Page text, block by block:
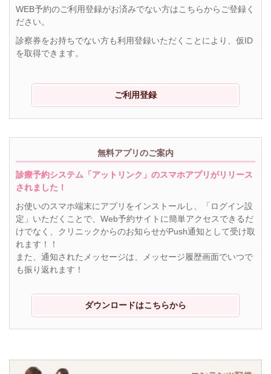
WEB予約のご利用登録がお済みでない方はこちらからご登録く
ださい。
診察券をお持ちでない方も利用登録いただくことにより、仮ID
を取得できます。
ご利用登録
無料アプリのご案内
診療予約システム「アットリンク」のスマホアプリがリリース
されました！
お使いのスマホ端末にアプリをインストールし、「ログイン設
定」いただくことで、Web予約サイトに簡単アクセスできるだ
けでなく、クリニックからのお知らせがPush通知として受け取
れます！！
また、通知されたメッセージは、メッセージ履歴画面でいつで
も振り返れます！
ダウンロードはこちらから